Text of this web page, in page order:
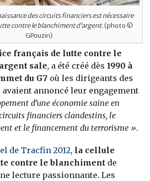
des circuits financiers est nécessaire
contre le blanchiment d’argent. (photo ©
GPouzin)
français de lutte contre le
sale, a été créé dès 1990 à
du G7 où les dirigeants des
annoncé leur engagement
d’une économie saine en
financiers clandestins, le
et le financement du terrorisme ».
de Tracfin 2012, la cellule
contre le blanchiment de
lecture passionnante. Les